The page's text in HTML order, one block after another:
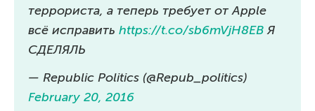
террориста, а теперь требует от Apple
всё исправить https://t.co/sb6mVjH8EBЯ
СДЕЛЯЛЬ
— Republic Politics (@Repub_politics)
February 20, 2016